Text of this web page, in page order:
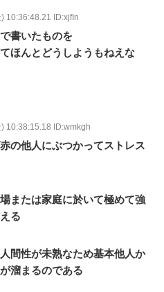
10:36:48.21 ID:xjfIn
書いたものを
ほんとどうしようもねえな
10:38:15.18 ID:wmkgh
の他人にぶつかってストレス
または家庭に於いて極めて強
る
間性が未熟なため基本他人か
溜まるのである